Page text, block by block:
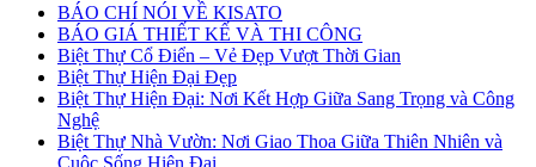
BÁO CHÍ NÓI VỀ KISATO
BÁO GIÁ THIẾT KẾ VÀ THI CÔNG
Biệt Thự Cổ Điển – Vẻ Đẹp Vượt Thời Gian
Biệt Thự Hiện Đại Đẹp
Biệt Thự Hiện Đại: Nơi Kết Hợp Giữa Sang Trọng và Công
Nghệ
Biệt Thự Nhà Vườn: Nơi Giao Thoa Giữa Thiên Nhiên và
Cuộc Sống Hiện Đại